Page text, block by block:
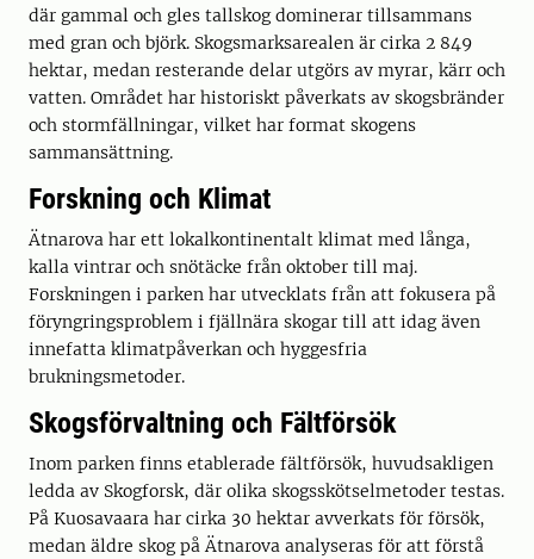
där gammal och gles tallskog dominerar tillsammans
med gran och björk. Skogsmarksarealen är cirka 2 849
hektar, medan resterande delar utgörs av myrar, kärr och
vatten. Området har historiskt påverkats av skogsbränder
och stormfällningar, vilket har format skogens
sammansättning.
Forskning och Klimat
Ätnarova har ett lokalkontinentalt klimat med långa,
kalla vintrar och snötäcke från oktober till maj.
Forskningen i parken har utvecklats från att fokusera på
föryngringsproblem i fjällnära skogar till att idag även
innefatta klimatpåverkan och hyggesfria
brukningsmetoder.
Skogsförvaltning och Fältförsök
Inom parken finns etablerade fältförsök, huvudsakligen
ledda av Skogforsk, där olika skogsskötselmetoder testas.
På Kuosavaara har cirka 30 hektar avverkats för försök,
medan äldre skog på Ätnarova analyseras för att förstå